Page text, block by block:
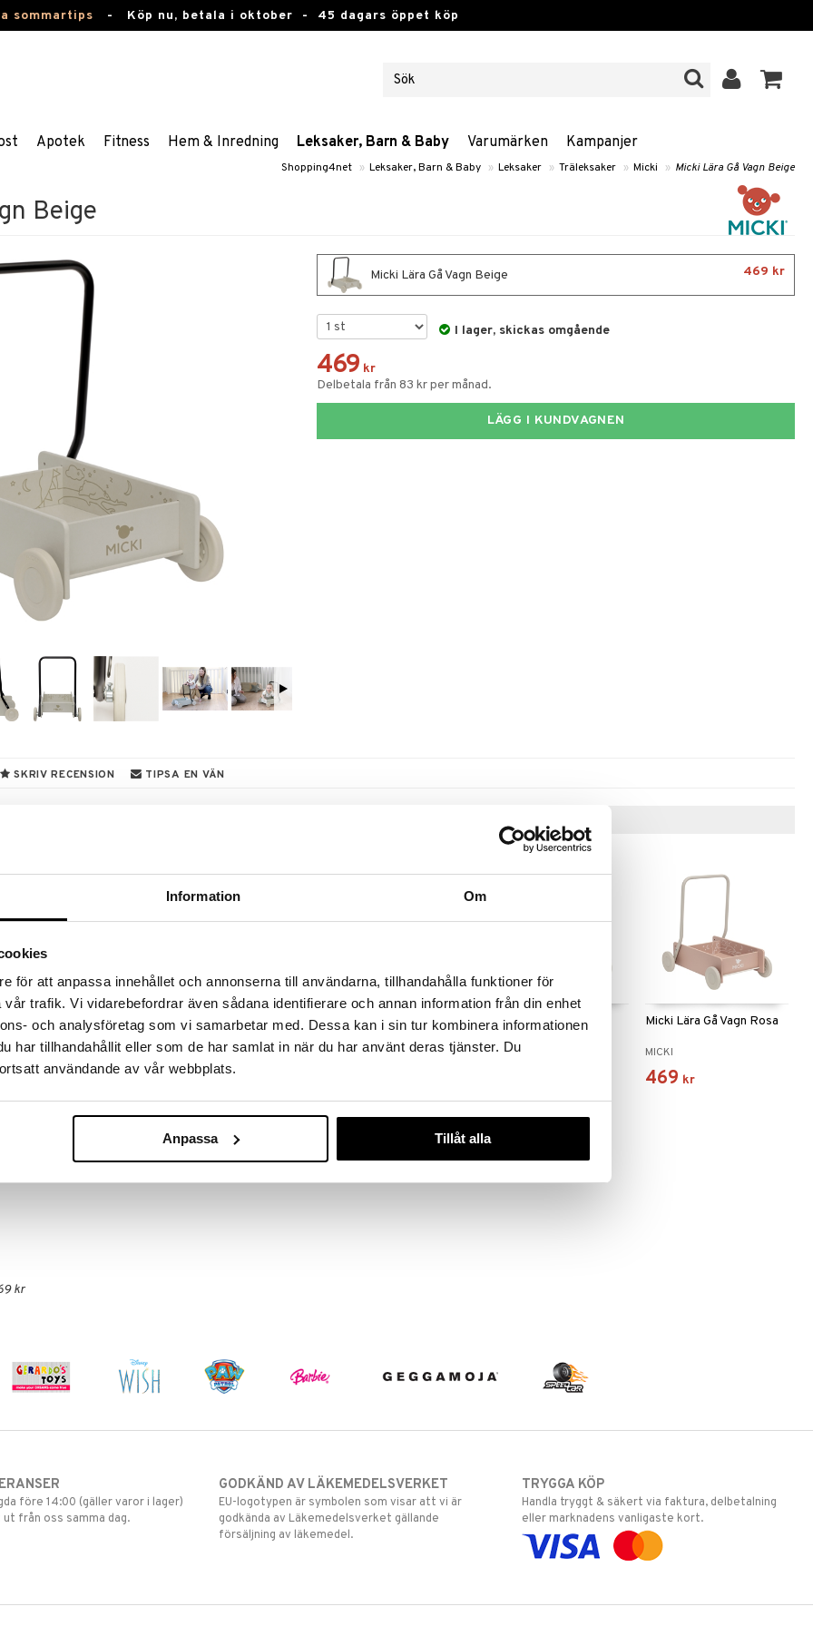
Information Om
för att anpassa innehållet och annonserna till användarna, tillhandahålla funktioner för
trafik. Vi vidarebefordrar även sådana identifierare och annan information från din enhet
och analysföretag som vi samarbetar med. Dessa kan i sin tur kombinera informationen
har tillhandahållit eller som de har samlat in när du har använt deras tjänster. Du
användande av vår webbplats.
Anpassa Tillåt alla
sommartips - Köp nu, betala i oktober - 45 dagars öppet köp
Apotek Fitness Hem & Inredning Leksaker, Barn & Baby Varumärken Kampanjer
Shopping4net » Leksaker, Barn & Baby » Leksaker » Träleksaker » Micki » Micki Lära Gå Vagn Beige
Beige
Micki Lära Gå Vagn Beige 469 kr
I lager, skickas omgående
469 kr
Delbetala från 83 kr per månad.
LÄGG I KUNDVAGNEN
SKRIV RECENSION TIPSA EN VÄN
fynden
kan fort ta slut!
»
Vagnen ger ett stabilt och säkert stöd vid barnets
samt ställbart handtag. När barnet lärt sig gå kan
en rolig lekvagn i flera år. Kanske behöver
vill nallen åka med en sväng? Låt leken visa vägen
kr
Micki Bultbräda Rosa
MICKI
Micki Lära Gå Vagn Blå
MICKI
Micki Lära Gå Vagn Rosa
MICKI
469 kr
före 14:00 (gäller varor i lager)
från oss samma dag.
GODKÄND AV LÄKEMEDELSVERKET
EU-logotypen är symbolen som visar att vi är
godkända av Läkemedelsverket gällande
försäljning av läkemedel.
TRYGGA KÖP
Handla tryggt & säkert via faktura, delbetalning
eller marknadens vanligaste kort.